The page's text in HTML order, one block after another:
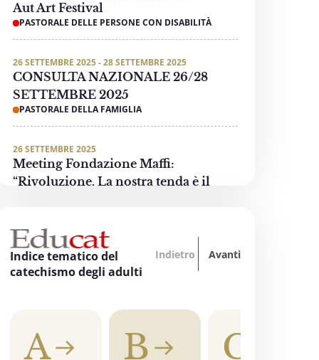
Aut Art Festival
PASTORALE DELLE PERSONE CON DISABILITÀ
26 SETTEMBRE 2025 - 28 SETTEMBRE 2025
CONSULTA NAZIONALE 26/28
SETTEMBRE 2025
PASTORALE DELLA FAMIGLIA
26 SETTEMBRE 2025
Meeting Fondazione Maffi:
“Rivoluzione. La nostra tenda è il
3 OTTOBRE 2025 - 4 OTTOBRE 2025
“Oltre tutti i divari… La formazione
3 OTTOBRE 2025
"Invece un Samaritano" - Preghiera di
Indice tematico del
catechismo degli adulti
Indietro Avanti
A B C